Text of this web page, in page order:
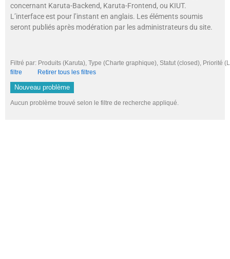
concernant Karuta-Backend, Karuta-Frontend, ou KIUT.
L’interface est pour l’instant en anglais. Les éléments soumis
seront publiés après modération par les administrateurs du site.
Filtré par: Produits (Karuta), Type (Charte graphique), Statut (closed),
filtre
Retirer tous les filtres
Nouveau problème
Aucun problème trouvé selon le filtre de recherche appliqué.